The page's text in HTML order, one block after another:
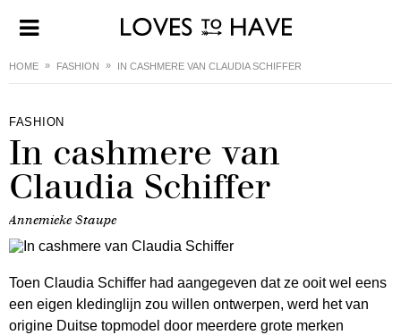
HOME FASHION IN CASHMERE VAN CLAUDIA SCHIFFER
FASHION
In cashmere van
Claudia Schiffer
Annemieke Staupe
Toen Claudia Schiffer had aangegeven dat ze ooit wel eens
een eigen kledinglijn zou willen ontwerpen, werd het van
origine Duitse topmodel door meerdere grote merken